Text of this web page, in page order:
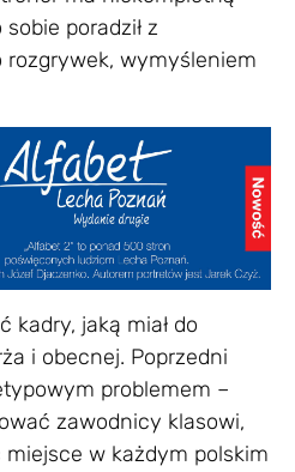
poradził z
wymyśleniem
kadry, jaką miał do
i obecnej. Poprzedni
problemem –
zawodnicy klasowi,
w każdym polskim